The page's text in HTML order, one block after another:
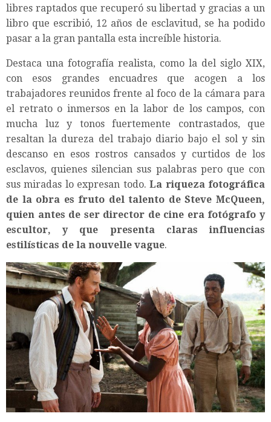
libres raptados que recuperó su libertad y gracias a un
libro que escribió, 12 años de esclavitud, se ha podido
pasar a la gran pantalla esta increíble historia.
Destaca una fotografía realista, como la del siglo XIX,
con esos grandes encuadres que acogen a los
trabajadores reunidos frente al foco de la cámara para
el retrato o inmersos en la labor de los campos, con
mucha luz y tonos fuertemente contrastados, que
resaltan la dureza del trabajo diario bajo el sol y sin
descanso en esos rostros cansados y curtidos de los
esclavos, quienes silencian sus palabras pero que con
sus miradas lo expresan todo.La riqueza fotográfica
de la obra es fruto del talento de Steve McQueen,
quien antes de ser director de cine era fotógrafo y
escultor, y que presenta claras influencias
estilísticas de la nouvelle vague.